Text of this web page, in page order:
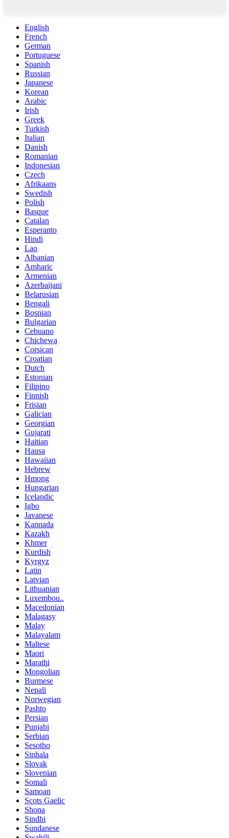
English
French
German
Portuguese
Spanish
Russian
Japanese
Korean
Arabic
Irish
Greek
Turkish
Italian
Danish
Romanian
Indonesian
Czech
Afrikaans
Swedish
Polish
Basque
Catalan
Esperanto
Hindi
Lao
Albanian
Amharic
Armenian
Azerbaijani
Belarusian
Bengali
Bosnian
Bulgarian
Cebuano
Chichewa
Corsican
Croatian
Dutch
Estonian
Filipino
Finnish
Frisian
Galician
Georgian
Gujarati
Haitian
Hausa
Hawaiian
Hebrew
Hmong
Hungarian
Icelandic
Igbo
Javanese
Kannada
Kazakh
Khmer
Kurdish
Kyrgyz
Latin
Latvian
Lithuanian
Luxembou..
Macedonian
Malagasy
Malay
Malayalam
Maltese
Maori
Marathi
Mongolian
Burmese
Nepali
Norwegian
Pashto
Persian
Punjabi
Serbian
Sesotho
Sinhala
Slovak
Slovenian
Somali
Samoan
Scots Gaelic
Shona
Sindhi
Sundanese